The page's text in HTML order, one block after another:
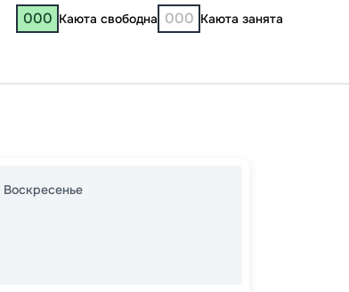
000 Каюта свободна 000 Каюта занята
Воскресенье